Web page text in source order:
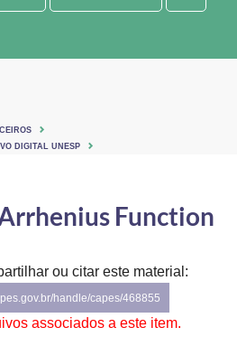
DIGITAL UNESP
Function
ou citar este material:
handle/capes/468855
associados a este item.